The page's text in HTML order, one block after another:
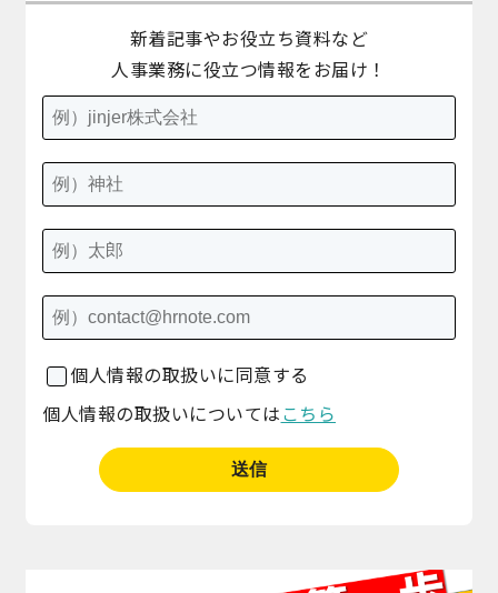
新着記事やお役立ち資料など
人事業務に役立つ情報をお届け！
個人情報の取扱いに同意する
個人情報の取扱いについては こちら